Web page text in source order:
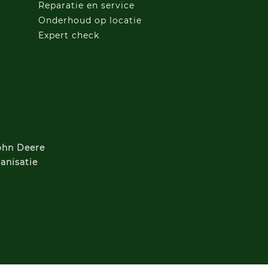
Reparatie en service
Onderhoud op locatie
Expert check
Deere